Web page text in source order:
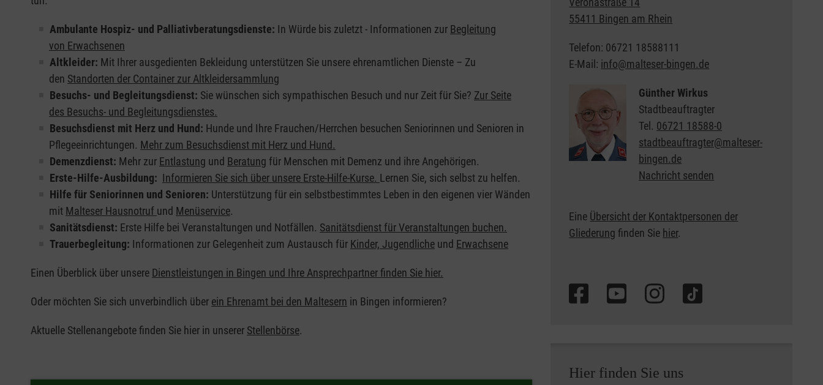
Ambulante Hospiz- und Palliativberatungsdienste: In Würde bis zuletzt - Informationen zur Begleitung
von Erwachsenen
Altkleider: Mit Ihrer ausgedienten Bekleidung unterstützen Sie unsere ehrenamtlichen Dienste – Zu
den Standorten der Container zur Altkleidersammlung
Besuchs- und Begleitungsdienst: Sie wünschen sich sympathischen Besuch und nur Zeit für Sie? Zur Seite
des Besuchs- und Begleitungsdienstes.
Besuchsdienst mit Herz und Hund: Hunde und Ihre Frauchen/Herrchen besuchen Seniorinnen und Senioren in
Pflegeeinrichtungen. Mehr zum Besuchsdienst mit Herz und Hund.
Demenzdienst: Mehr zur Entlastung und Beratung für Menschen mit Demenz und ihre Angehörigen.
Erste-Hilfe-Ausbildung: Informieren Sie sich über unsere Erste-Hilfe-Kurse. Lernen Sie, sich selbst zu helfen.
Hilfe für Seniorinnen und Senioren: Unterstützung für ein selbstbestimmtes Leben in den eigenen vier Wänden
mit Malteser Hausnotruf und Menüservice.
Sanitätsdienst: Erste Hilfe bei Veranstaltungen und Notfällen. Sanitätsdienst für Veranstaltungen buchen.
Trauerbegleitung: Informationen zur Gelegenheit zum Austausch für Kinder, Jugendliche und Erwachsene
Einen Überblick über unsere Dienstleistungen in Bingen und Ihre Ansprechpartner finden Sie hier.
Oder möchten Sie sich unverbindlich über ein Ehrenamt bei den Maltesern in Bingen informieren?
Aktuelle Stellenangebote finden Sie hier in unserer Stellenbörse.
55411 Bingen am Rhein
Telefon: 06721 18588111
E-Mail: info@malteser-bingen.de
Günther Wirkus
Stadtbeauftragter
Tel. 06721 18588-0
stadtbeauftragter@malteser-
bingen.de
Nachricht senden
Eine Übersicht der Kontaktpersonen der
Gliederung finden Sie hier.
Hier finden Sie uns